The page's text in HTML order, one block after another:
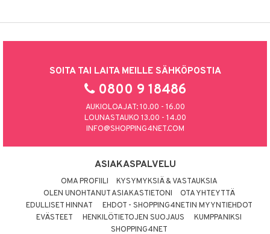
SOITA TAI LAITA MEILLE SÄHKÖPOSTIA
0800 9 18486
AUKIOLOAJAT: 10.00 - 16.00
LOUNASTAUKO 13.00 - 14.00
INFO@SHOPPING4NET.COM
ASIAKASPALVELU
OMA PROFIILI
KYSYMYKSIÄ & VASTAUKSIA
OLEN UNOHTANUT ASIAKASTIETONI
OTA YHTEYTTÄ
EDULLISET HINNAT
EHDOT - SHOPPING4NETIN MYYNTIEHDOT
EVÄSTEET
HENKILÖTIETOJEN SUOJAUS
KUMPPANIKSI
SHOPPING4NET